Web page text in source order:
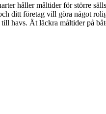
håller måltider för större
ditt företag vill göra något
havs. Ät läckra måltider på